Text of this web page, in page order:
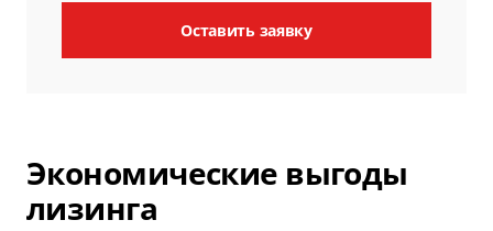
Оставить заявку
Экономические выгоды
лизинга